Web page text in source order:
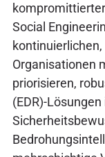
Social
Organisationen
priorisieren,
(EDR)-